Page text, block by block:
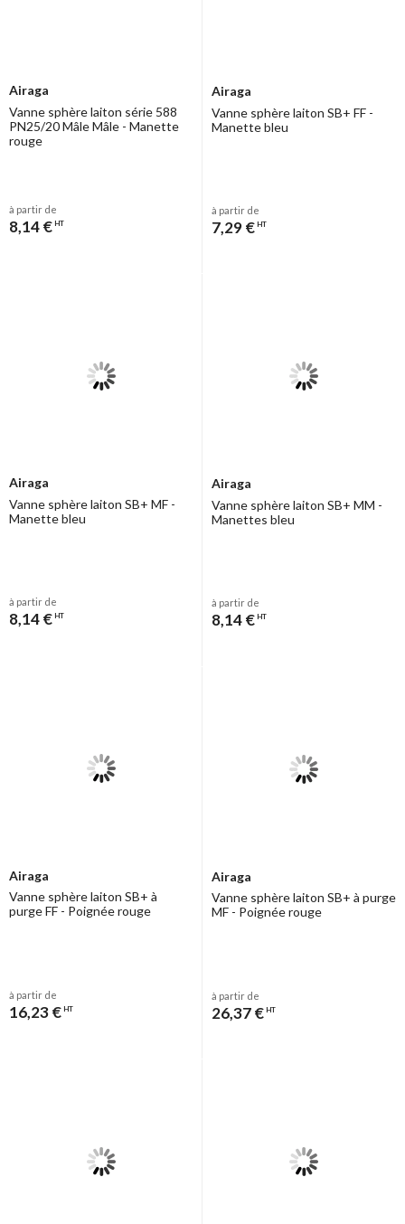
Airaga
Vanne sphère laiton série 588
PN25/20 Mâle Mâle - Manette
rouge
à partir de
8,14 € HT
Airaga
Vanne sphère laiton SB+ FF -
Manette bleu
à partir de
7,29 € HT
Airaga
Vanne sphère laiton SB+ MF -
Manette bleu
à partir de
8,14 € HT
Airaga
Vanne sphère laiton SB+ MM -
Manettes bleu
à partir de
8,14 € HT
Airaga
Vanne sphère laiton SB+ à
purge FF - Poignée rouge
à partir de
16,23 € HT
Airaga
Vanne sphère laiton SB+ à purge
MF - Poignée rouge
à partir de
26,37 € HT